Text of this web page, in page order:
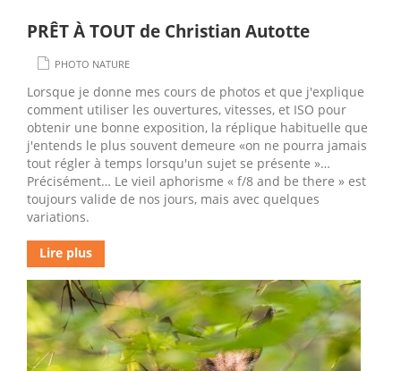
PRÊT À TOUT de Christian Autotte
PHOTO NATURE
Lorsque je donne mes cours de photos et que j'explique
comment utiliser les ouvertures, vitesses, et ISO pour
obtenir une bonne exposition, la réplique habituelle que
j'entends le plus souvent demeure «on ne pourra jamais
tout régler à temps lorsqu'un sujet se présente »…
Précisément… Le vieil aphorisme « f/8 and be there » est
toujours valide de nos jours, mais avec quelques
variations.
Lire plus